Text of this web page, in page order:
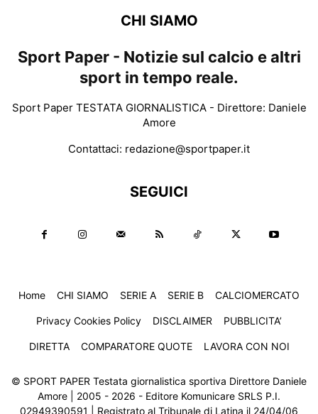
CHI SIAMO
Sport Paper - Notizie sul calcio e altri
sport in tempo reale.
Sport Paper TESTATA GIORNALISTICA - Direttore: Daniele
Amore
Contattaci: redazione@sportpaper.it
SEGUICI
Home CHI SIAMO SERIE A SERIE B CALCIOMERCATO
Privacy Cookies Policy DISCLAIMER PUBBLICITA’
DIRETTA COMPARATORE QUOTE LAVORA CON NOI
© SPORT PAPER Testata giornalistica sportiva Direttore Daniele
Amore | 2005 - 2026 - Editore Komunicare SRLS P.I.
02949390591 | Registrato al Tribunale di Latina il 24/04/06